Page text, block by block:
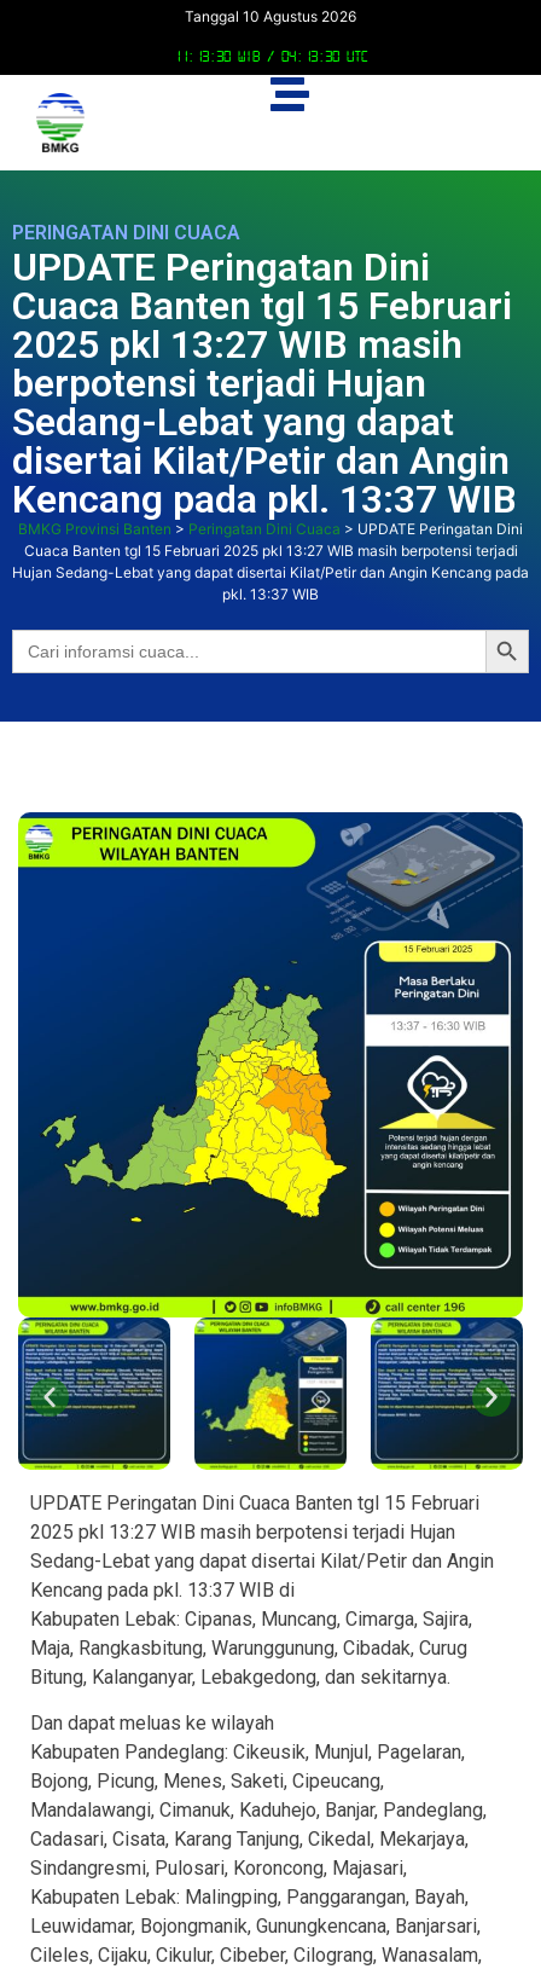
Tanggal 10 Agustus 2026
11:13:31 WIB / 04:13:31 UTC
PERINGATAN DINI CUACA
UPDATE Peringatan Dini
Cuaca Banten tgl 15 Februari
2025 pkl 13:27 WIB masih
berpotensi terjadi Hujan
Sedang-Lebat yang dapat
disertai Kilat/Petir dan Angin
Kencang pada pkl. 13:37 WIB
BMKG Provinsi Banten > Peringatan Dini Cuaca > UPDATE Peringatan Dini
Cuaca Banten tgl 15 Februari 2025 pkl 13:27 WIB masih berpotensi terjadi
Hujan Sedang-Lebat yang dapat disertai Kilat/Petir dan Angin Kencang pada
pkl. 13:37 WIB
Search
for:
UPDATE Peringatan Dini Cuaca Banten tgl 15 Februari
2025 pkl 13:27 WIB masih berpotensi terjadi Hujan
Sedang-Lebat yang dapat disertai Kilat/Petir dan Angin
Kencang pada pkl. 13:37 WIB di
Kabupaten Lebak: Cipanas, Muncang, Cimarga, Sajira,
Maja, Rangkasbitung, Warunggunung, Cibadak, Curug
Bitung, Kalanganyar, Lebakgedong, dan sekitarnya.
Dan dapat meluas ke wilayah
Kabupaten Pandeglang: Cikeusik, Munjul, Pagelaran,
Bojong, Picung, Menes, Saketi, Cipeucang,
Mandalawangi, Cimanuk, Kaduhejo, Banjar, Pandeglang,
Cadasari, Cisata, Karang Tanjung, Cikedal, Mekarjaya,
Sindangresmi, Pulosari, Koroncong, Majasari,
Kabupaten Lebak: Malingping, Panggarangan, Bayah,
Leuwidamar, Bojongmanik, Gunungkencana, Banjarsari,
Cileles, Cijaku, Cikulur, Cibeber, Cilograng, Wanasalam,